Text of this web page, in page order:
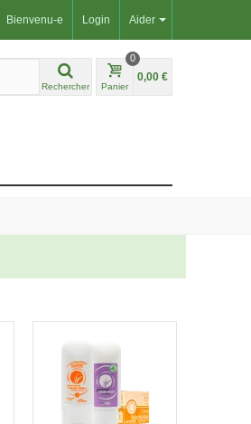
Aider
Bienvenu-e Login
Rechercher Panier
0
0,00 €